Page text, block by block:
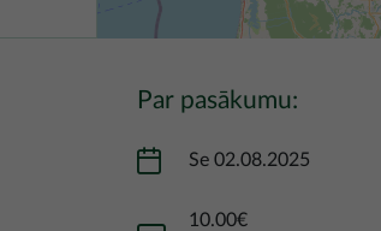
Par pasākumu:
Se 02.08.2025
10.00€